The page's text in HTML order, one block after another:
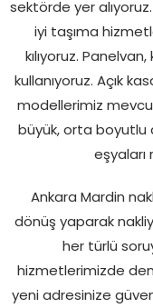
sektörde yer
iyi taşıma
kılıyoruz.
kullanıyoruz. Açık
modellerimiz
büyük, orta boyutlu
eşyaları
Ankara Mardin
dönüş yaparak
her türlü
hizmetlerimizde
yeni adresinize